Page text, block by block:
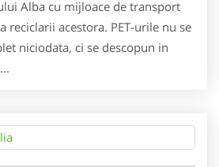
Alba cu mijloace de transport
reciclarii acestora. PET-urile nu se
niciodata, ci se descopun in